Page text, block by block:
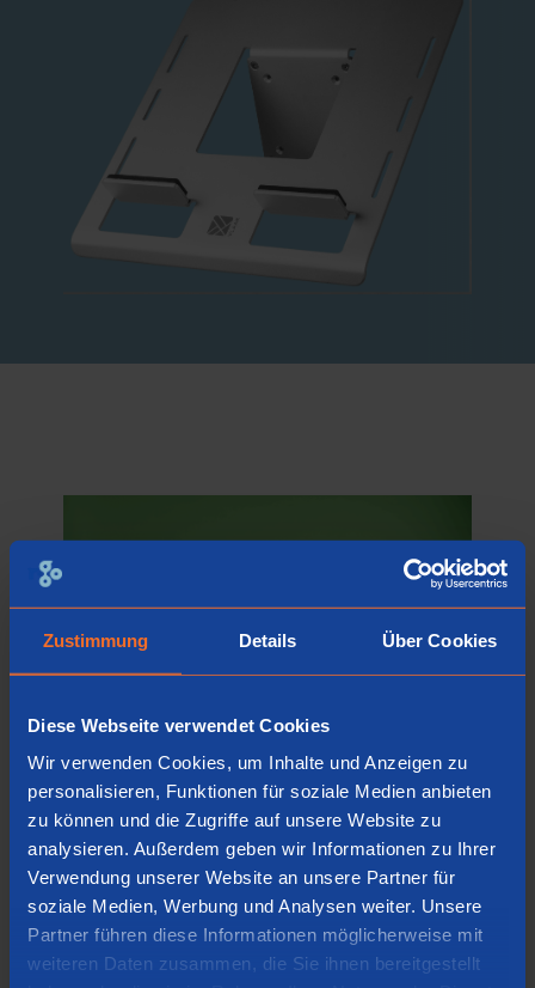
Zustimmung Details Über Cookies
Diese Webseite verwendet Cookies
Wir verwenden Cookies, um Inhalte und Anzeigen zu
personalisieren, Funktionen für soziale Medien anbieten
zu können und die Zugriffe auf unsere Website zu
analysieren. Außerdem geben wir Informationen zu Ihrer
Verwendung unserer Website an unsere Partner für
soziale Medien, Werbung und Analysen weiter. Unsere
Partner führen diese Informationen möglicherweise mit
weiteren Daten zusammen, die Sie ihnen bereitgestellt
Beugen Sie
Beschwerden vor
Wenn Sie Ihren Laptop auf diese Weise
anheben, sitzen Sie automatisch in einer
aufrechten Position. Außerdem werden
Ihr Nacken und Ihre Augen weniger